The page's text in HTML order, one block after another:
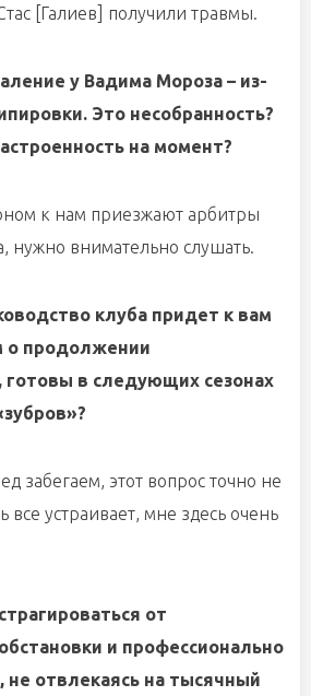
[Галиев] получили травмы.
у Вадима Мороза – из-
Это несобранность?
на момент?
к нам приезжают арбитры
нужно внимательно слушать.
клуба придет к вам
о продолжении
готовы в следующих сезонах
забегаем, этот вопрос точно не
все устраивает, мне здесь очень
от
и профессионально
не отвлекаясь на тысячный